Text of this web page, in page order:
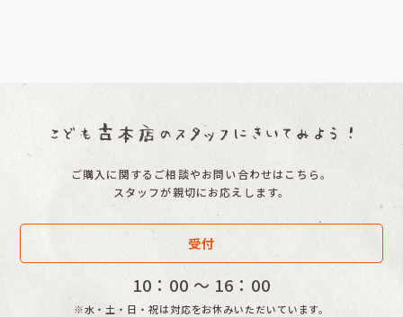
ご購入に関するご相談やお問い合わせはこちら。
スタッフが親切にお応えします。
受付
10：00 〜 16：00
※水・土・日・祝は対応をお休みいただいています。